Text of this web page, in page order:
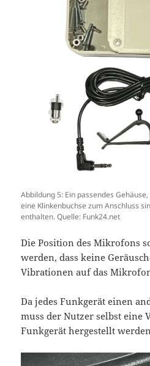
Abbildung 5: Ein passendes
eine Klinkenbuchse zum Anschluss
enthalten. Quelle: Funk24.net
Die Position des Mikrofons
werden, dass keine
Vibrationen auf das
Da jedes Funkgerät einen
muss der Nutzer selbst eine
Funkgerät hergestellt